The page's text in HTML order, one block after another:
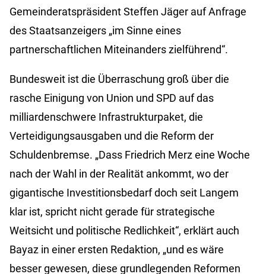
Gemeinderatspräsident Steffen Jäger auf Anfrage
des Staatsanzeigers „im Sinne eines
partnerschaftlichen Miteinanders zielführend“.
Bundesweit ist die Überraschung groß über die
rasche Einigung von Union und SPD auf das
milliardenschwere Infrastrukturpaket, die
Verteidigungsausgaben und die Reform der
Schuldenbremse. „Dass Friedrich Merz eine Woche
nach der Wahl in der Realität ankommt, wo der
gigantische Investitionsbedarf doch seit Langem
klar ist, spricht nicht gerade für strategische
Weitsicht und politische Redlichkeit“, erklärt auch
Bayaz in einer ersten Redaktion, „und es wäre
besser gewesen, diese grundlegenden Reformen